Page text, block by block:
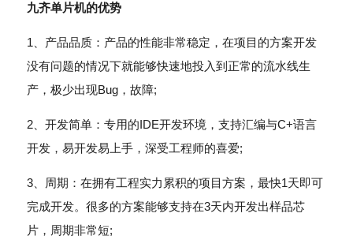
九齐单片机的优势
1、产品品质：产品的性能非常稳定，在项目的方案开发
没有问题的情况下就能够快速地投入到正常的流水线生
产，极少出现Bug，故障;
2、开发简单：专用的IDE开发环境，支持汇编与C+语言
开发，易开发易上手，深受工程师的喜爱;
3、周期：在拥有工程实力累积的项目方案，最快1天即可
完成开发。很多的方案能够支持在3天内开发出样品芯
片，周期非常短;